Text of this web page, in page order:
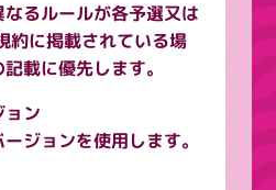
るルールが各予選又は
約に掲載されている場
載に優先します。
ョン
ジョンを使用します。